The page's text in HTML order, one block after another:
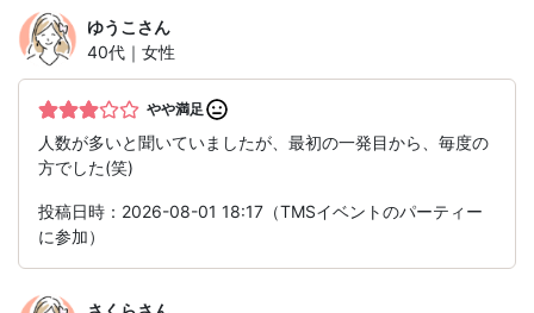
ゆうこ さん
40代｜女性
やや満足
人数が多いと聞いていましたが、最初の一発目から、毎度の
方でした(笑)
投稿日時：2026-08-01 18:17（TMSイベントのパーティー
に参加）